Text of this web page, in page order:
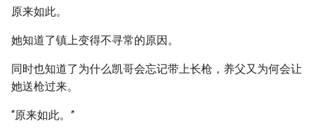
原来如此。
她知道了镇上变得不寻常的原因。
同时也知道了为什么凯哥会忘记带上长枪，养父又为何会让
她送枪过来。
“原来如此。”